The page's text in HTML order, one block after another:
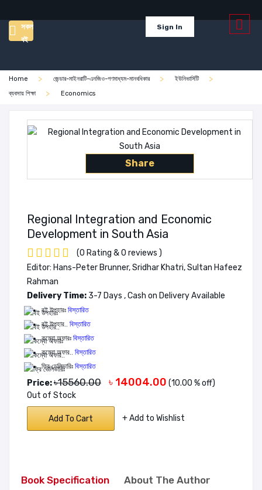
Sign In
সকল
বই
Home জেন্ডার-মাইনরাটি-এনজিও-গণমাধ্যম-মানবধিকার
ইউনিভার্সিটি
ব্যবসায় শিক্ষা
Economics
Share
Regional Integration and Economic
Development in South Asia
(0 Rating & 0 reviews )
Editor: Hans-Peter Brunner, Sridhar Khatri, Sultan Hafeez
Rahman
Delivery Time: 3-7 Days , Cash on Delivery Available
বই উপহারঃ বিস্তারিত
বই উপহার.. বিস্তারিত
কম্বো অফারঃ বিস্তারিত
কম্বো অফার.. বিস্তারিত
ফ্রি ডেলিভারিঃ বিস্তারিত
Price:৳15560.00 ৳ 14004.00 (10.00 % off)
Out of Stock
Add To Cart + Add to Wishlist
Book Specification
About The Author